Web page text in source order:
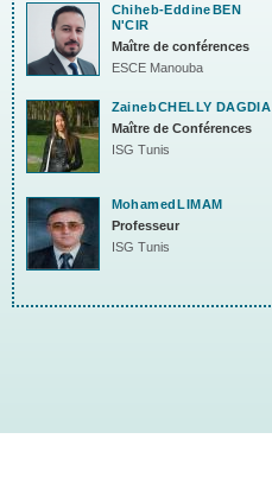
Chiheb-EddineBEN
N'CIR
Maître de conférences
ESCE Manouba
ZainebCHELLY DAGDIA
Maître de Conférences
ISG Tunis
MohamedLIMAM
Professeur
ISG Tunis